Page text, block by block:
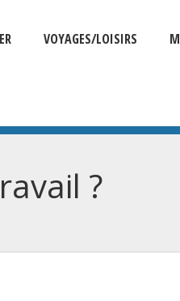
VOYAGES/LOISIRS
?